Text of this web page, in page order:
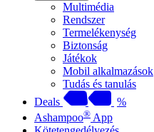
Multimédia
Rendszer
Termelékenység
Biztonság
Játékok
Mobil alkalmazások
Tudás és tanulás
Deals
%
Ashampoo® App